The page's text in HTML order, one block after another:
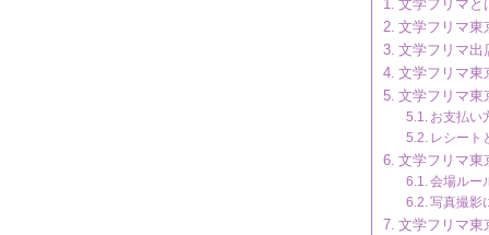
文学フリマと
文学フリマ東
文学フリマ出
文学フリマ東
文学フリマ東
お支払い
レシート
文学フリマ東
会場ルー
写真撮影
文学フリマ東